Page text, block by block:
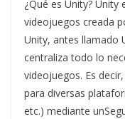
¿Qué es Unity?
videojuegos creada
Unity, antes llamado
centraliza todo lo
videojuegos. Es
para diversas
etc.) mediante